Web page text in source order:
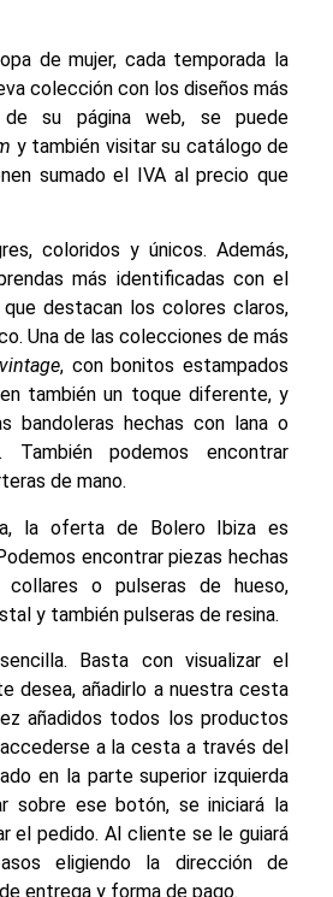
de mujer, cada temporada la
colección con los diseños más
su página web, se puede
y también visitar su catálogo de
sumado el IVA al precio que
coloridos y únicos. Además,
más identificadas con el
destacan los colores claros,
Una de las colecciones de más
vintage, con bonitos estampados
también un toque diferente, y
bandoleras hechas con lana o
podemos encontrar
de mano.
la oferta de Bolero Ibiza es
encontrar piezas hechas
o pulseras de hueso,
y también pulseras de resina.
Basta con visualizar el
desea, añadirlo a nuestra cesta
añadidos todos los productos
a la cesta a través del
en la parte superior izquierda
sobre ese botón, se iniciará la
el pedido. Al cliente se le guiará
eligiendo la dirección de
entrega y forma de pago.